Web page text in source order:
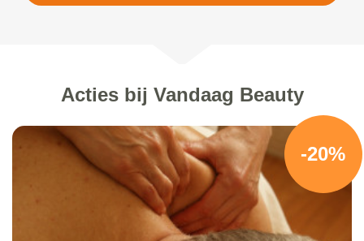
Acties bij Vandaag Beauty
-20%